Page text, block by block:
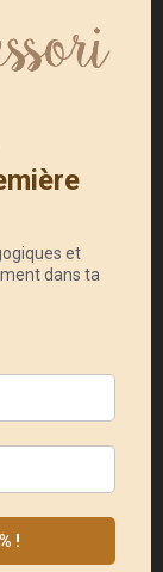
est à
un